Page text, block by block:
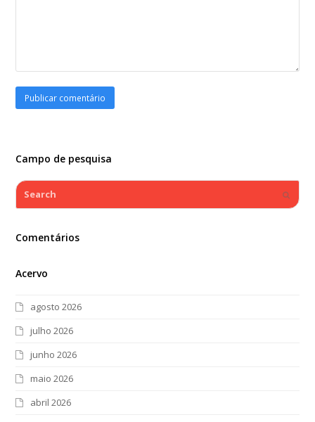
Campo de pesquisa
Search
Comentários
Acervo
agosto 2026
julho 2026
junho 2026
maio 2026
abril 2026